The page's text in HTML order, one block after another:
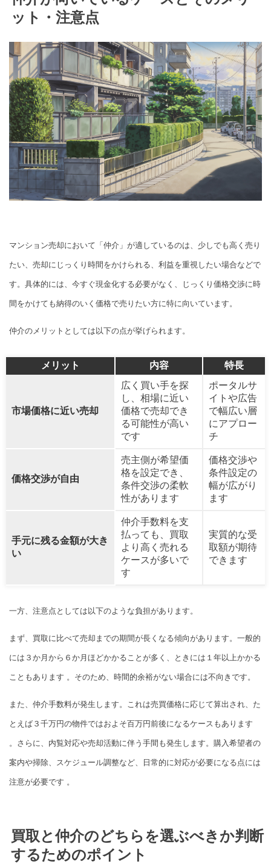
ット・注意点
マンション売却において「仲介」が適しているのは、少しでも高く売り
たい、売却にじっくり時間をかけられる、利益を重視したい場合などで
す。具体的には、今すぐ現金化する必要がなく、じっくり価格交渉に時
間をかけても納得のいく価格で売りたい方に特に向いています。
仲介のメリットとしては以下の点が挙げられます。
メリット 内容 特長
市場価格に近い売却
広く買い手を探
し、相場に近い
価格で売却でき
る可能性が高い
です
ポータルサ
イトや広告
で幅広い層
にアプロー
チ
価格交渉が自由
売主側が希望価
格を設定でき、
条件交渉の柔軟
性があります
価格交渉や
条件設定の
幅が広がり
ます
手元に残る金額が大き
い
仲介手数料を支
払っても、買取
より高く売れる
ケースが多いで
す
実質的な受
取額が期待
できます
一方、注意点としては以下のような負担があります。
まず、買取に比べて売却までの期間が長くなる傾向があります。一般的
には３か月から６か月ほどかかることが多く、ときには１年以上かかる
こともあります 。そのため、時間的余裕がない場合には不向きです。
また、仲介手数料が発生します。これは売買価格に応じて算出され、た
とえば３千万円の物件ではおよそ百万円前後になるケースもあります
。さらに、内覧対応や売却活動に伴う手間も発生します。購入希望者の
案内や掃除、スケジュール調整など、日常的に対応が必要になる点には
注意が必要です 。
買取と仲介のどちらを選ぶべきか判断
するためのポイント